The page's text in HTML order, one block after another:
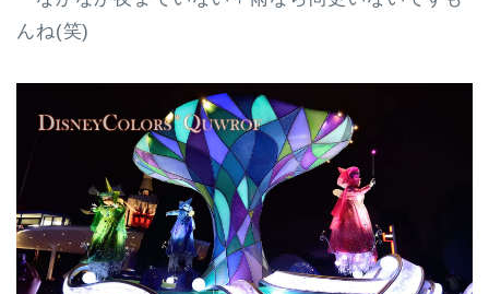
んね(笑)